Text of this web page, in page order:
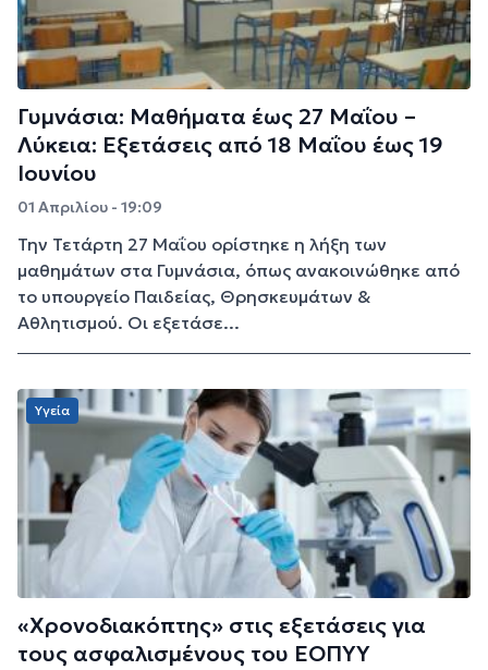
Γυμνάσια: Μαθήματα έως 27 Μαΐου –
Λύκεια: Εξετάσεις από 18 Μαΐου έως 19
Ιουνίου
01 Απριλίου - 19:09
Την Τετάρτη 27 Μαΐου ορίστηκε η λήξη των
μαθημάτων στα Γυμνάσια, όπως ανακοινώθηκε από
το υπουργείο Παιδείας, Θρησκευμάτων &
Αθλητισμού. Οι εξετάσε...
Υγεία
«Χρονοδιακόπτης» στις εξετάσεις για
τους ασφαλισμένους του ΕΟΠΥΥ